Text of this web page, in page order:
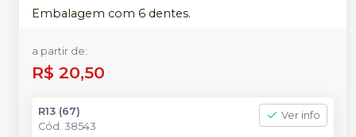
Embalagem com 6 dentes.
a partir de:
R$ 20,50
R13 (67)
Cód. 38543
Ver info